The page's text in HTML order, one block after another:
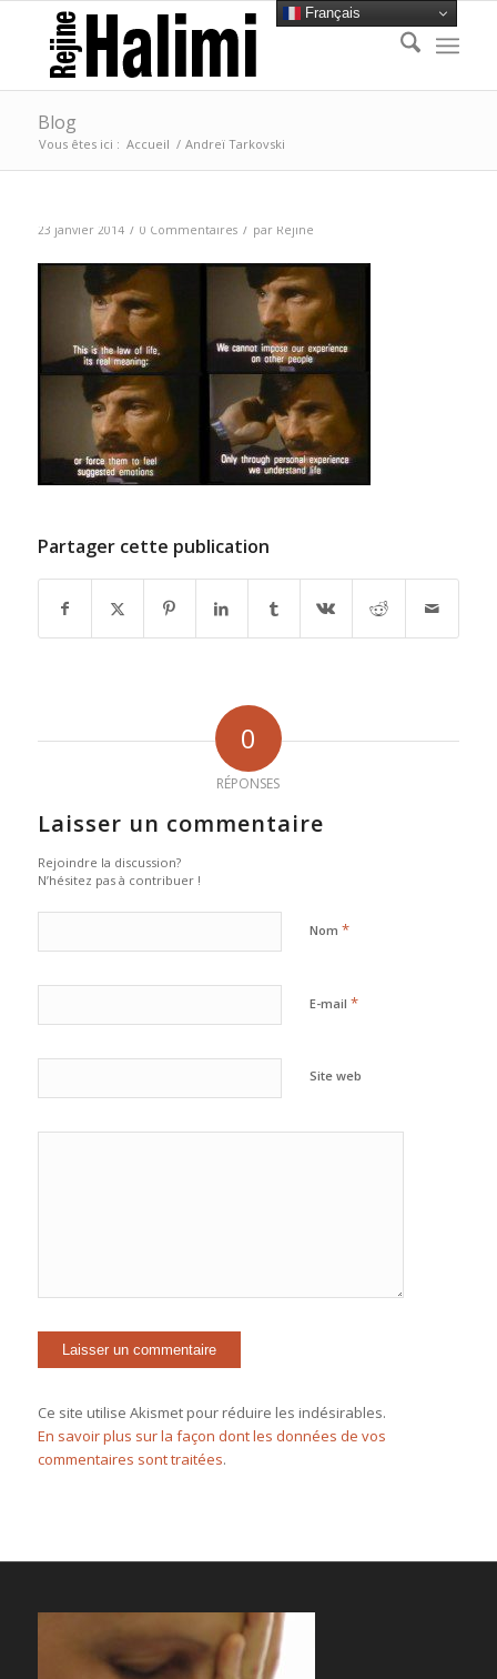
Blog
Vous êtes ici : Accueil / Andreï Tarkovski
23 janvier 2014 / 0 Commentaires / par Rejine
Partager cette publication
0
RÉPONSES
Laisser un commentaire
Rejoindre la discussion?
N’hésitez pas à contribuer !
Nom *
E-mail *
Site web
Ce site utilise Akismet pour réduire les indésirables.
En savoir plus sur la façon dont les données de vos
commentaires sont traitées.
Français